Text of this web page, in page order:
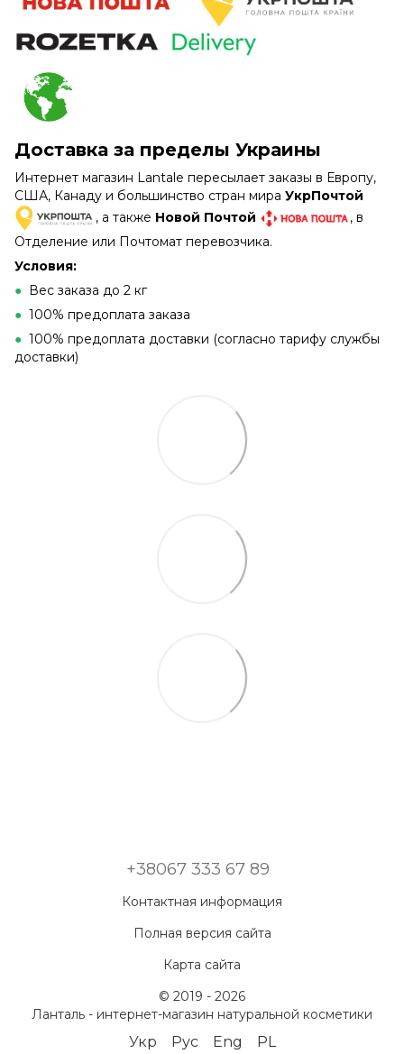
Доставка за пределы Украины
Интернет магазин Lantale пересылает заказы в Европу,
США, Канаду и большинство стран мира УкрПочтой
, а также Новой Почтой
, в
Отделение или Почтомат перевозчика.
Условия:
● Вес заказа до 2 кг
● 100% предоплата заказа
● 100% предоплата доставки (согласно тарифу службы
доставки)
+38067 333 67 89
Контактная информация
Полная версия сайта
Карта сайта
© 2019 - 2026
Ланталь - интернет-магазин натуральной косметики
Укр Рус Eng PL